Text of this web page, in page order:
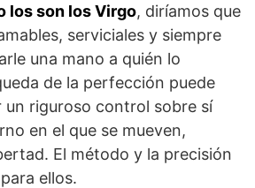
los son los Virgo, diríamos que
serviciales y siempre
una mano a quién lo
de la perfección puede
un riguroso control sobre sí
en el que se mueven,
El método y la precisión
ellos.